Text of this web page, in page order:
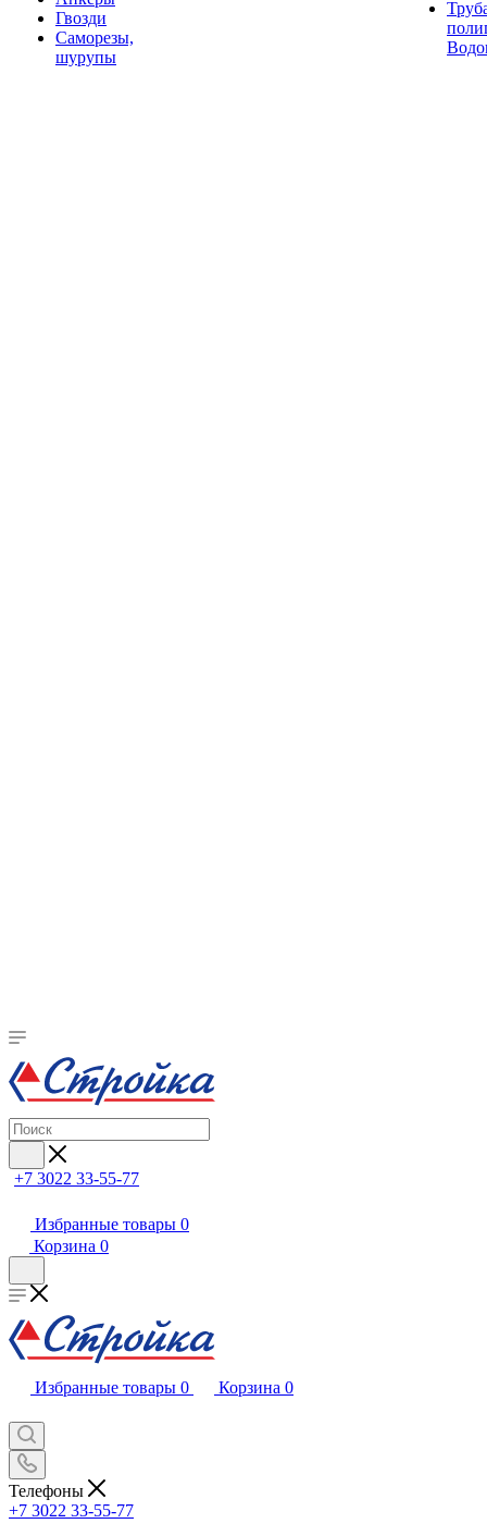
Гвозди
Саморезы,
шурупы
+7 3022 33-55-77
Избранные товары 0
Корзина 0
Избранные товары 0 Корзина 0
Телефоны
+7 3022 33-55-77